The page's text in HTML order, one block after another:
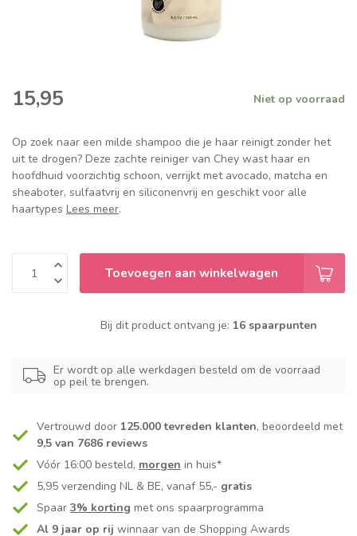
15,95 Niet op voorraad
Op zoek naar een milde shampoo die je haar reinigt zonder het
uit te drogen? Deze zachte reiniger van Chey wast haar en
hoofdhuid voorzichtig schoon, verrijkt met avocado, matcha en
sheaboter, sulfaatvrij en siliconenvrij en geschikt voor alle
haartypes Lees meer.
Toevoegen aan winkelwagen
Bij dit product ontvang je: 16 spaarpunten
Er wordt op alle werkdagen besteld om de voorraad
op peil te brengen.
Vertrouwd door 125.000 tevreden klanten, beoordeeld met
9,5 van 7686 reviews
Vóór 16:00 besteld, morgen in huis*
5,95 verzending NL & BE, vanaf 55,- gratis
Spaar 3% korting met ons spaarprogramma
Al 9 jaar op rij winnaar van de Shopping Awards